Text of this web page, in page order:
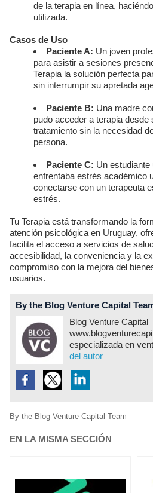
de la terapia en línea,
utilizada.
Casos de Uso
Paciente A: Un joven
para asistir a sesiones
Terapia la solución perfecta
sin interrumpir su apretada
Paciente B: Una madre
pudo acceder a terapia desde
tratamiento sin la necesidad
persona.
Paciente C: Un
enfrentaba estrés académico
conectarse con un terapeuta
estrés.
Tu Terapia está transformando la
atención psicológica en Uruguay,
facilita el acceso a servicios de
accesibilidad, la conveniencia y la
compromiso con la mejora del
usuarios.
By the Blog Venture Capital
Blog Venture Capital
especializada en
del autor
By the Blog Venture Capital Team
EN LA MISMA SECCIÓN